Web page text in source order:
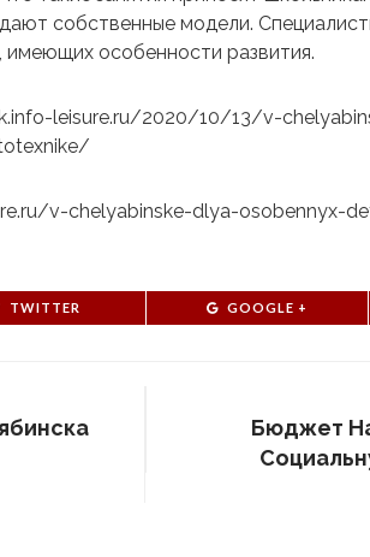
собственные модели.
имеющих особенности развития.
leisure.ru/2020/10/13/v-
v-chelyabinske-dlya-osobennyx-
TWITTER GOOGLE +
Бюджет